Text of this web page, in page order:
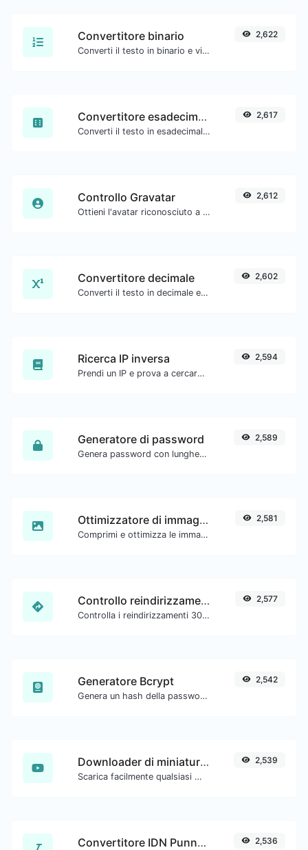
Convertitore binario
Converti il testo in binario e viceversa per qualsiasi input di stringa.
2,622
Convertitore esadecimale
Converti il testo in esadecimale e viceversa per qualsiasi input di stringa.
2,617
Controllo Gravatar
Ottieni l'avatar riconosciuto a livello globale di gravatar.com per qualsiasi email.
2,612
Convertitore decimale
Converti il testo in decimale e viceversa per qualsiasi input di stringa.
2,602
Ricerca IP inversa
Prendi un IP e prova a cercare il dominio/host associato.
2,594
Generatore di password
Genera password con lunghezza personalizzata e impostazioni personalizzate.
2,589
Ottimizzatore di immagini
Comprimi e ottimizza le immagini per una dimensione più piccola ma mantenendo alta qualità.
2,581
Controllo reindirizzamento URL
Controlla i reindirizzamenti 301 e 302 di un URL specifico. Controllerà fino a 10 reindirizzamenti.
2,577
Generatore Bcrypt
Genera un hash della password bcrypt per qualsiasi input di stringa.
2,542
Downloader di miniature di YouTube
Scarica facilmente qualsiasi miniatura di video YouTube in tutte le dimensioni disponibili.
2,539
Convertitore IDN Punnycode 2,536